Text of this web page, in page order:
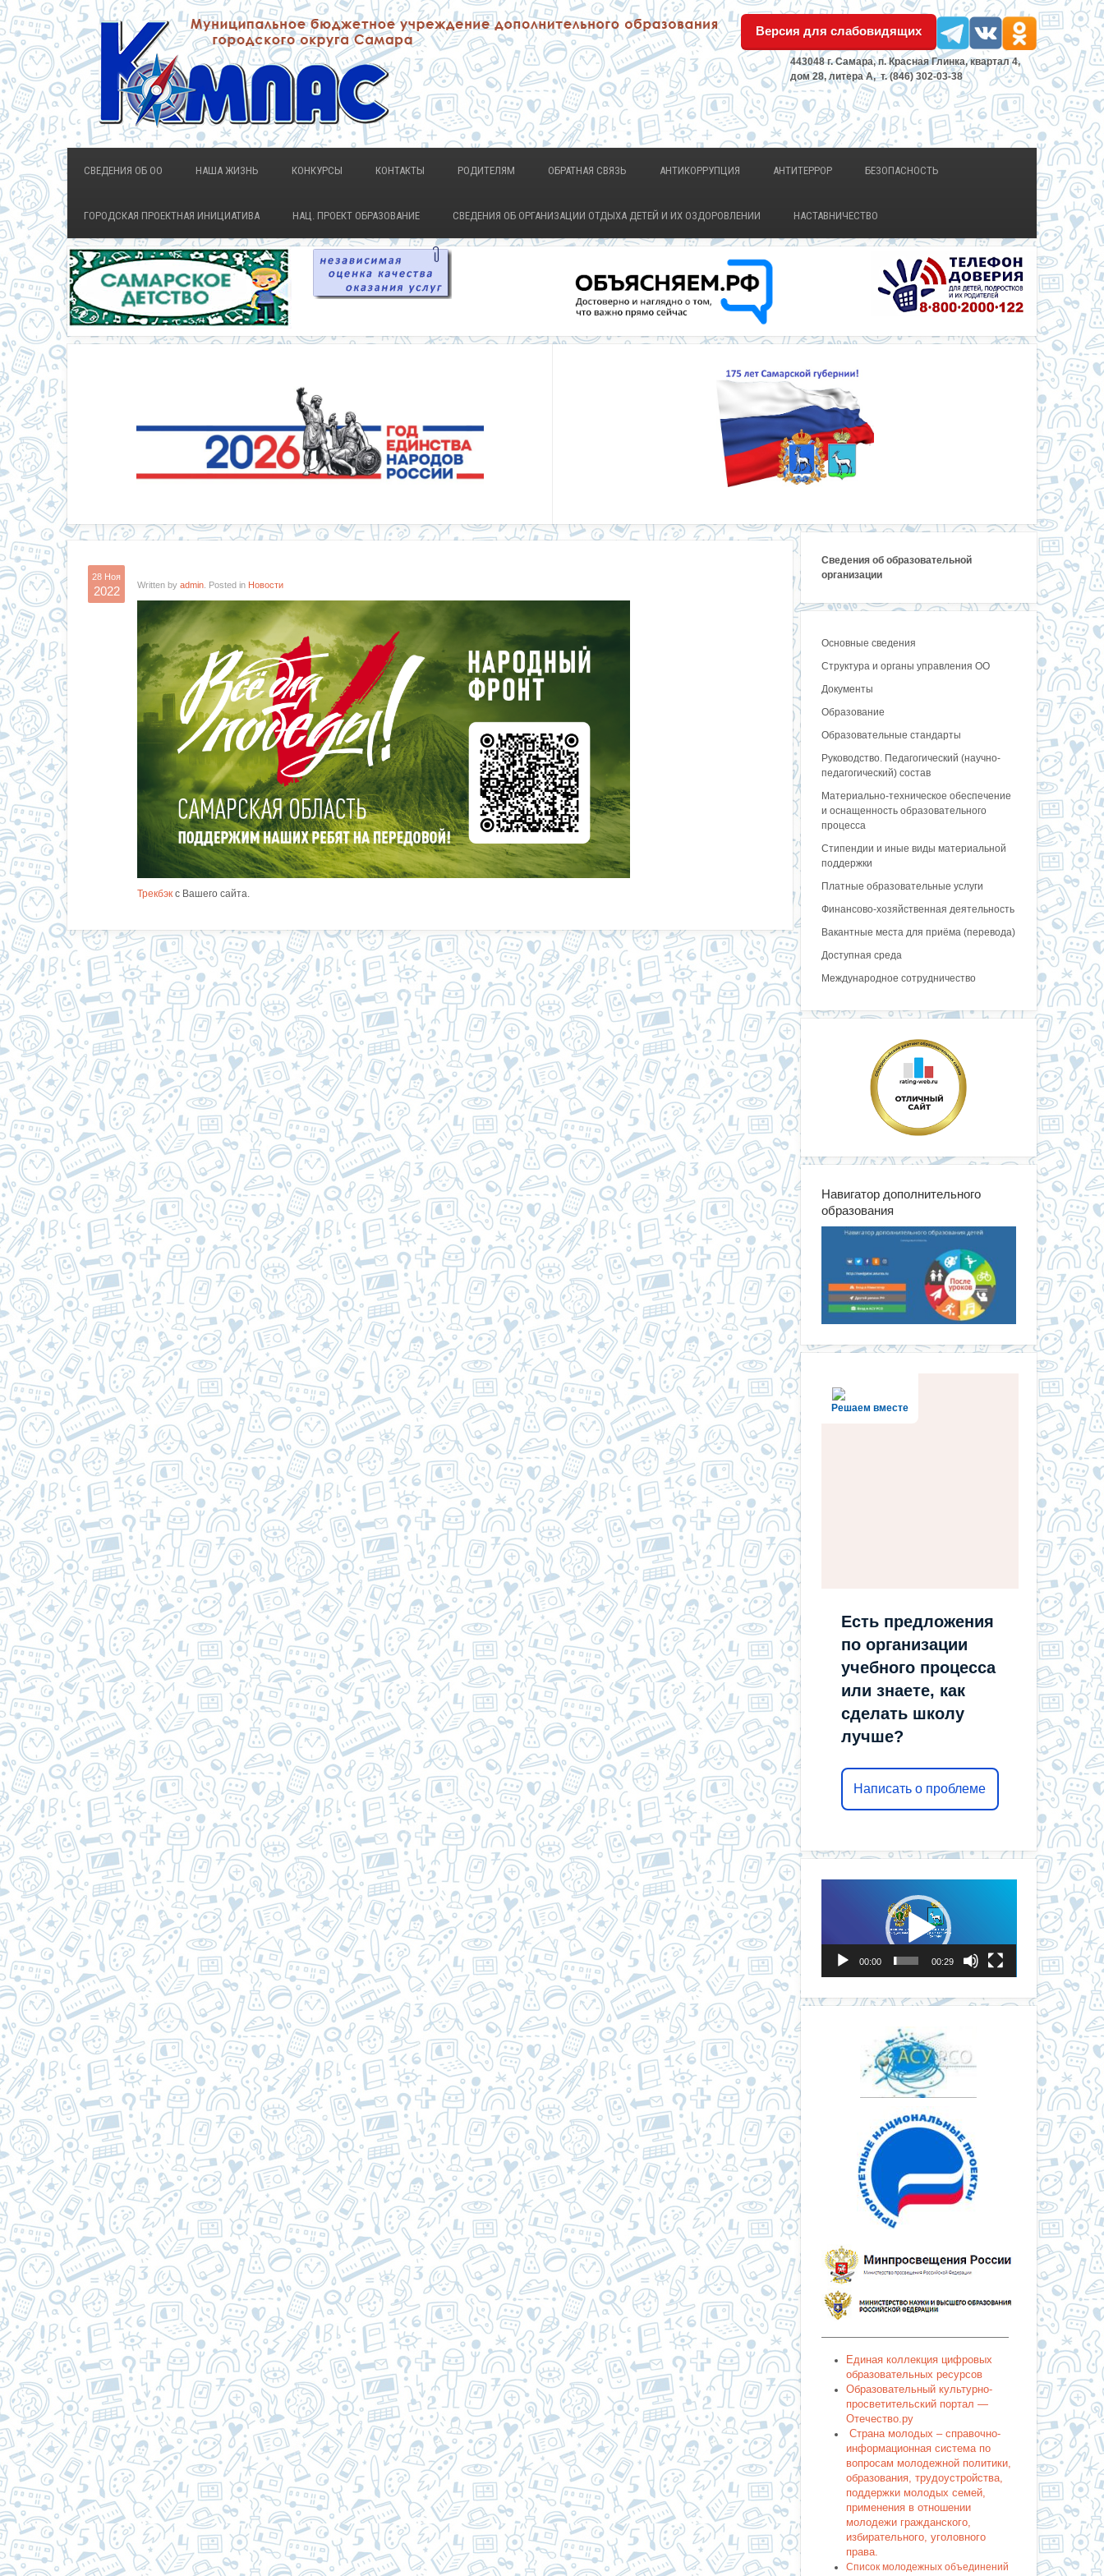
Версия для слабовидящих
443048 г. Самара, п. Красная Глинка, квартал 4,
дом 28, литера А, т. (846) 302-03-38
СВЕДЕНИЯ ОБ ОО НАША ЖИЗНЬ КОНКУРСЫ КОНТАКТЫ РОДИТЕЛЯМ ОБРАТНАЯ СВЯЗЬ АНТИКОРРУПЦИЯ АНТИТЕРРОР БЕЗОПАСНОСТЬ
ГОРОДСКАЯ ПРОЕКТНАЯ ИНИЦИАТИВА НАЦ. ПРОЕКТ ОБРАЗОВАНИЕ СВЕДЕНИЯ ОБ ОРГАНИЗАЦИИ ОТДЫХА ДЕТЕЙ И ИХ ОЗДОРОВЛЕНИИ НАСТАВНИЧЕСТВО
28 Ноя
2022 Written by admin . Posted in Новости
Трекбэк с Вашего сайта.
Сведения об образовательной
организации
Основные сведения
Структура и органы управления ОО
Документы
Образование
Образовательные стандарты
Руководство. Педагогический (научно-
педагогический) состав
Материально-техническое обеспечение
и оснащенность образовательного
процесса
Стипендии и иные виды материальной
поддержки
Платные образовательные услуги
Финансово-хозяйственная деятельность
Вакантные места для приёма (перевода)
Доступная среда
Международное сотрудничество
Навигатор дополнительного
образования
Решаем вместе
Есть предложения
по организации
учебного процесса
или знаете, как
сделать школу
лучше?
Написать о проблеме
00:00 00:29
———————————————————
Единая коллекция цифровых
образовательных ресурсов
Образовательный культурно-
просветительский портал —
Отечество.ру
Страна молодых – справочно-
информационная система по
вопросам молодежной политики,
образования, трудоустройства,
поддержки молодых семей,
применения в отношении
молодежи гражданского,
избирательного, уголовного
права.
Список молодежных объединений